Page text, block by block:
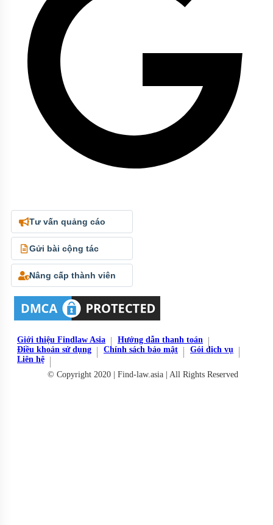
Tư vấn quảng cáo
Gửi bài cộng tác
Nâng cấp thành viên
Giới thiệu Findlaw Asia
Hướng dẫn thanh toán
Điều khoản sử dụng
Chính sách bảo mật
Gói dịch vụ
Liên hệ
© Copyright 2020 | Find-law.asia | All Rights Reserved